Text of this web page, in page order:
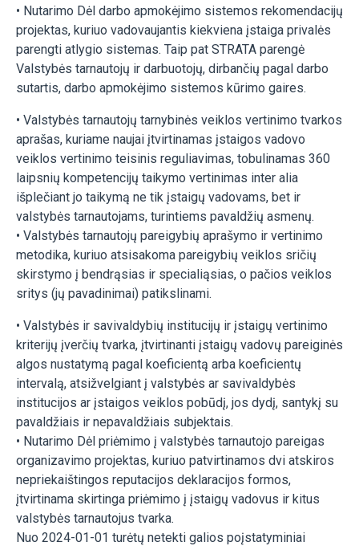
• Nutarimo Dėl darbo apmokėjimo sistemos rekomendacijų
projektas, kuriuo vadovaujantis kiekviena įstaiga privalės
parengti atlygio sistemas. Taip pat STRATA parengė
Valstybės tarnautojų ir darbuotojų, dirbančių pagal darbo
sutartis, darbo apmokėjimo sistemos kūrimo gaires.
• Valstybės tarnautojų tarnybinės veiklos vertinimo tvarkos
aprašas, kuriame naujai įtvirtinamas įstaigos vadovo
veiklos vertinimo teisinis reguliavimas, tobulinamas 360
laipsnių kompetencijų taikymo vertinimas inter alia
išplečiant jo taikymą ne tik įstaigų vadovams, bet ir
valstybės tarnautojams, turintiems pavaldžių asmenų.
• Valstybės tarnautojų pareigybių aprašymo ir vertinimo
metodika, kuriuo atsisakoma pareigybių veiklos sričių
skirstymo į bendrąsias ir specialiąsias, o pačios veiklos
sritys (jų pavadinimai) patikslinami.
• Valstybės ir savivaldybių institucijų ir įstaigų vertinimo
kriterijų įverčių tvarka, įtvirtinanti įstaigų vadovų pareiginės
algos nustatymą pagal koeficientą arba koeficientų
intervalą, atsižvelgiant į valstybės ar savivaldybės
institucijos ar įstaigos veiklos pobūdį, jos dydį, santykį su
pavaldžiais ir nepavaldžiais subjektais.
• Nutarimo Dėl priėmimo į valstybės tarnautojo pareigas
organizavimo projektas, kuriuo patvirtinamos dvi atskiros
nepriekaištingos reputacijos deklaracijos formos,
įtvirtinama skirtinga priėmimo į įstaigų vadovus ir kitus
valstybės tarnautojus tvarka.
Nuo 2024-01-01 turėtų netekti galios poįstatyminiai